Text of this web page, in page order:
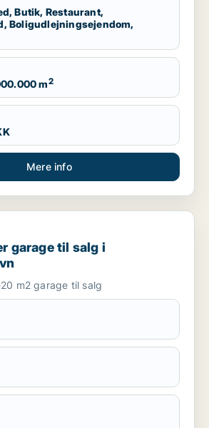
Butik, Restaurant,
Boligudlejningsejendom,
m2
Mere info
til salg i Storkøbenhavn
garage til salg i
m2 garage til salg